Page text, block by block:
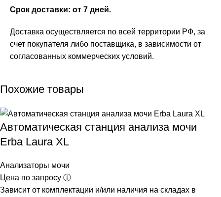
Срок доставки: от 7 дней.
Доставка осуществляется по всей территории РФ, за
счет покупателя либо поставщика, в зависимости от
согласованных коммерческих условий.
Похожие товары
Автоматическая станция анализа мочи
Erba Laura XL
Анализаторы мочи
Цена по запросу ⓘ
Зависит от комплектации и/или наличия на складах в